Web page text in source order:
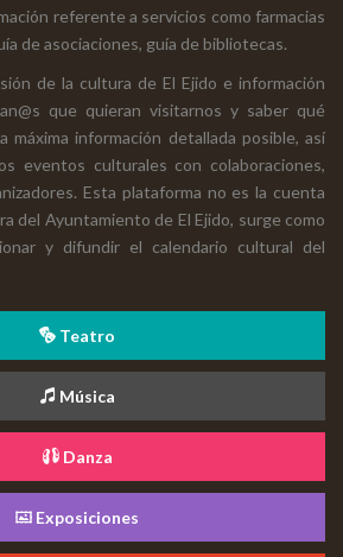
referente a servicios como farmacias
de asociaciones, guía de bibliotecas.
de la cultura de El Ejido e información
que quieran visitarnos y saber qué
máxima información detallada posible, así
eventos culturales con colaboraciones,
Esta plataforma no es la cuenta
del Ayuntamiento de El Ejido, surge como
y difundir el calendario cultural del
Teatro
Música
Danza
Exposiciones